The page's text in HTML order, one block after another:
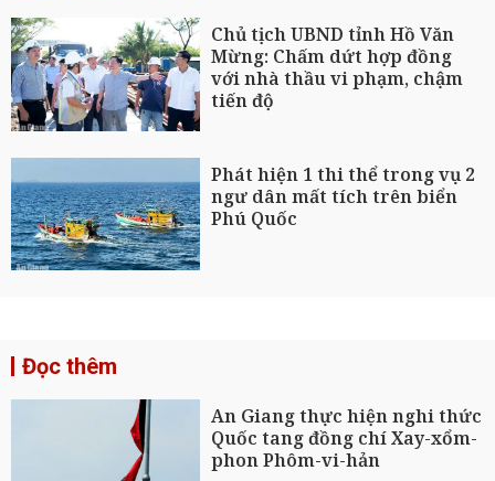
Chủ tịch UBND tỉnh Hồ Văn
Mừng: Chấm dứt hợp đồng
với nhà thầu vi phạm, chậm
tiến độ
Phát hiện 1 thi thể trong vụ 2
ngư dân mất tích trên biển
Phú Quốc
Đọc thêm
An Giang thực hiện nghi thức
Quốc tang đồng chí Xay-xổm-
phon Phôm-vi-hản